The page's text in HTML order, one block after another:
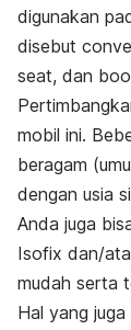
digunakan
disebut
seat, dan
mobil ini.
beragam
dengan usia
Anda juga
Isofix dan/
mudah serta
Hal yang